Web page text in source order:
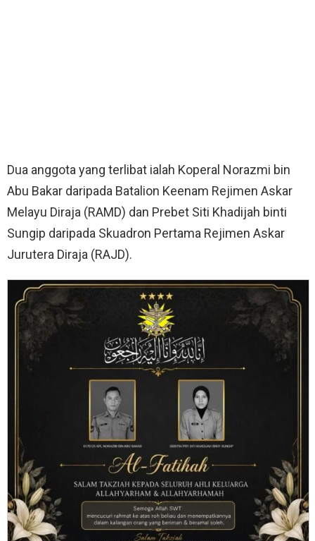
Dua anggota yang terlibat ialah Koperal Norazmi bin
Abu Bakar daripada Batalion Keenam Rejimen Askar
Melayu Diraja (RAMD) dan Prebet Siti Khadijah binti
Sungip daripada Skuadron Pertama Rejimen Askar
Jurutera Diraja (RAJD).